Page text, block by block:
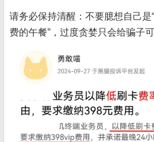
请务必保持清醒：不要臆想自己是“
费的午餐”，过度贪婪只会给骗子可